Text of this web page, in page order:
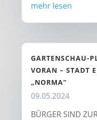
mehr lesen
GARTENSCHAU-
VORAN – STADT
„NORMA“
09.05.2024
BÜRGER SIND